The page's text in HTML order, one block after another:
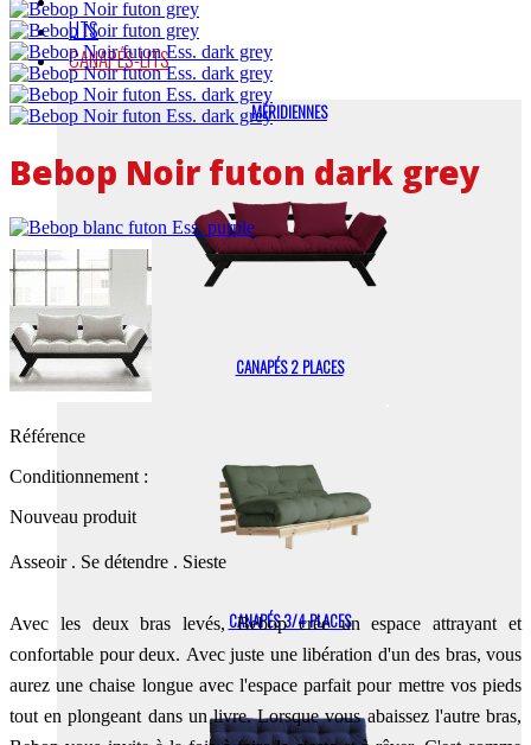
LITS
CANAPÉS-LITS
MÉRIDIENNES
CANAPÉS 2 PLACES
CANAPÉS 3/4 PLACES
Bebop Noir futon dark grey
Référence
Conditionnement :
Nouveau produit
Asseoir . Se détendre . Sieste
Avec les deux bras levés, Bebop crée un espace attrayant et
confortable pour deux. Avec juste une libération d'un des bras, vous
aurez une chaise longue avec l'espace parfait pour mettre vos pieds
tout en plongeant dans un livre.Lorsque vous abaissez l'autre bras,